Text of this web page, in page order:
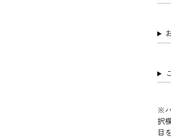
※
択
目